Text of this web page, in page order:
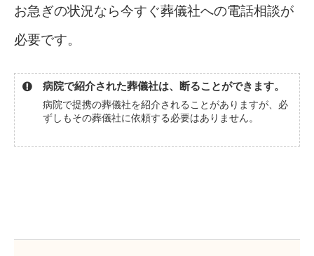
お急ぎの状況なら今すぐ葬儀社への電話相談が
必要です。
病院で紹介された葬儀社は、断ることができます。
病院で提携の葬儀社を紹介されることがありますが、必
ずしもその葬儀社に依頼する必要はありません。